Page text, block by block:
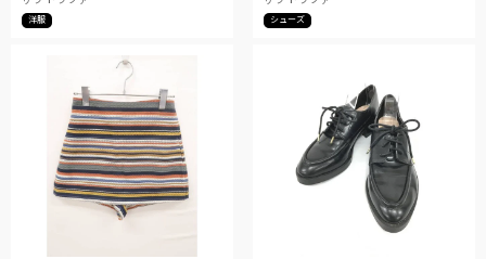
洋服 シューズ